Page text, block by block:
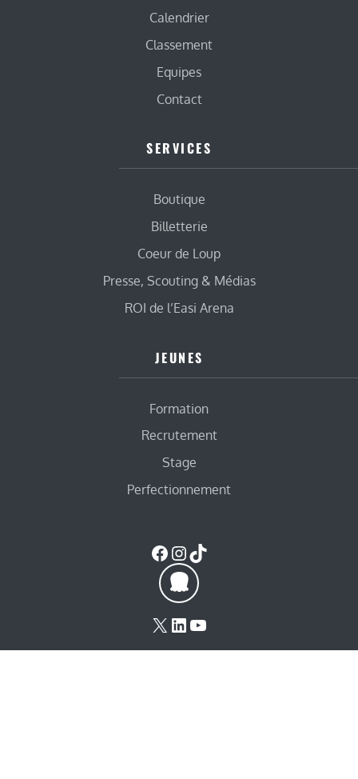
Calendrier
Classement
Equipes
Contact
SERVICES
Boutique
Billetterie
Coeur de Loup
Presse, Scouting & Médias
ROI de l’Easi Arena
JEUNES
Formation
Recrutement
Stage
Perfectionnement
Facebook
Instagram
TikTok
X LinkedIn
YouTube